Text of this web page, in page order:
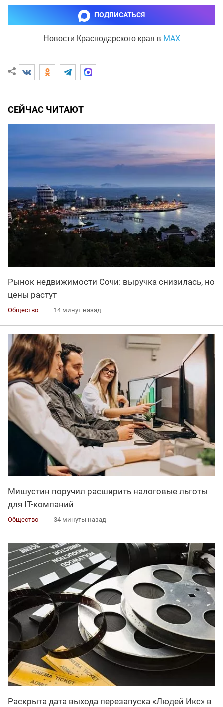
ПОДПИСАТЬСЯ
Новости Краснодарского края в MAX
СЕЙЧАС ЧИТАЮТ
Рынок недвижимости Сочи: выручка снизилась, но
цены растут
Общество 14 минут назад
Мишустин поручил расширить налоговые льготы
для IT-компаний
Общество 34 минуты назад
Раскрыта дата выхода перезапуска «Людей Икс» в